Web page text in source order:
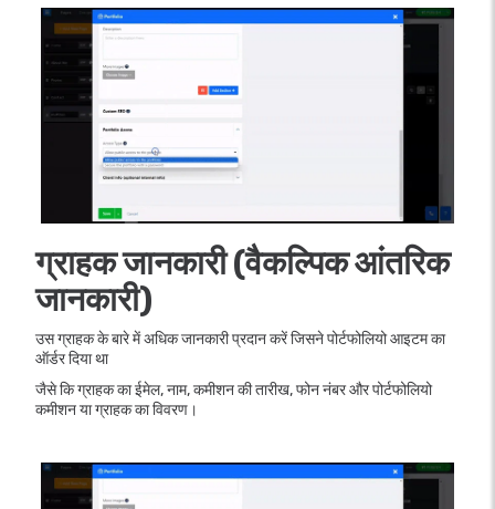
ग्राहक जानकारी (वैकल्पिक आंतरिक
जानकारी)
उस ग्राहक के बारे में अधिक जानकारी प्रदान करें जिसने पोर्टफोलियो आइटम का
ऑर्डर दिया था
जैसे कि ग्राहक का ईमेल, नाम, कमीशन की तारीख, फोन नंबर और पोर्टफोलियो
कमीशन या ग्राहक का विवरण।